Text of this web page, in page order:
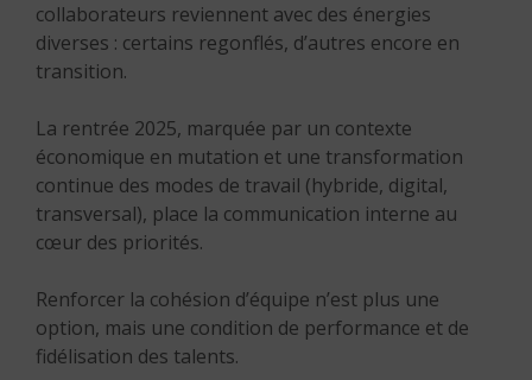
collaborateurs reviennent avec des énergies
diverses : certains regonflés, d’autres encore en
transition.
La rentrée 2025, marquée par un contexte
économique en mutation et une transformation
continue des modes de travail (hybride, digital,
transversal), place la communication interne au
cœur des priorités.
Renforcer la cohésion d’équipe n’est plus une
option, mais une condition de performance et de
fidélisation des talents.